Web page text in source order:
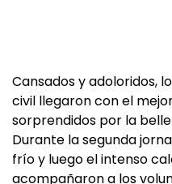
Cansados y adoloridos,
civil llegaron con el
sorprendidos por la
Durante la segunda
frío y luego el intenso
acompañaron a los